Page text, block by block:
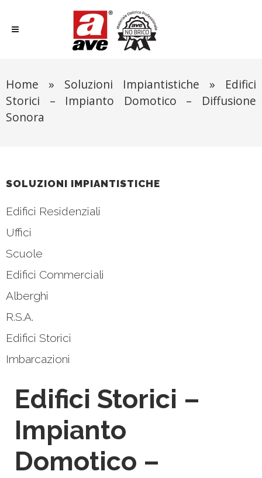
Home » Soluzioni Impiantistiche » Edifici
Storici – Impianto Domotico – Diffusione
Sonora
SOLUZIONI IMPIANTISTICHE
Edifici Residenziali
Uffici
Scuole
Edifici Commerciali
Alberghi
R.S.A.
Edifici Storici
Imbarcazioni
Edifici Storici –
Impianto
Domotico –